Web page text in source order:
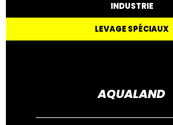
INDUSTRIE
LEVAGE SPÉCIAUX
AQUALAND